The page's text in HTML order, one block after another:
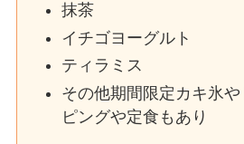
抹茶
イチゴヨーグルト
ティラミス
その他期間限定カキ氷
ピングや定食もあり